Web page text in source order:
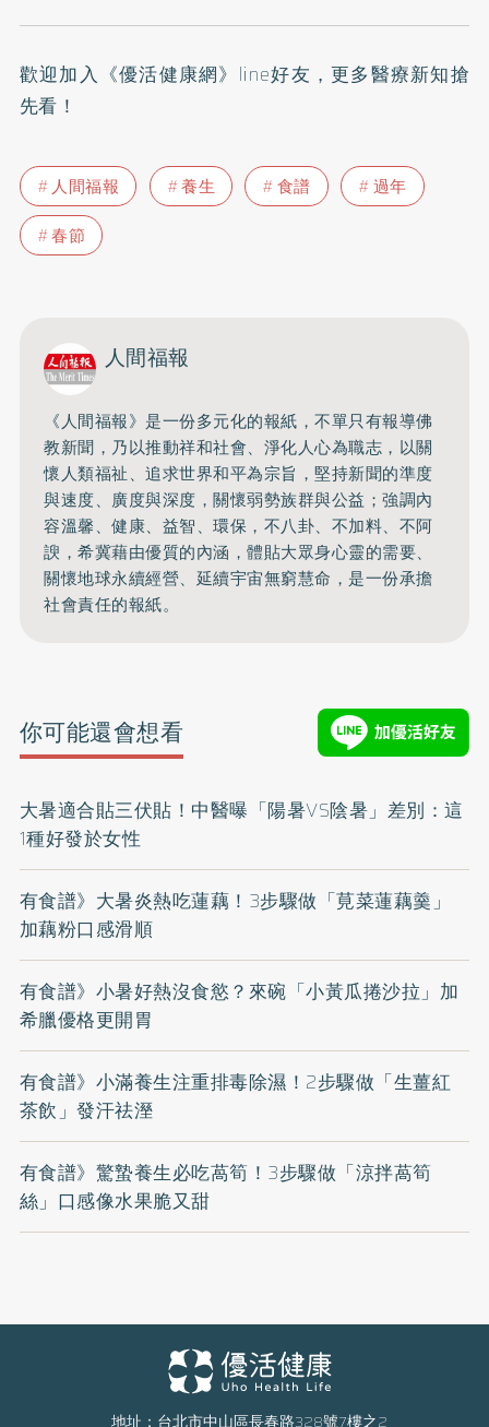
歡迎加入 《優活健康網》line好友 ，更多醫療新知搶
先看！
人間福報 養生 食譜
過年
春節
人間福報
《人間福報》是一份多元化的報紙，不單只有報導佛
教新聞，乃以推動祥和社會、淨化人心為職志，以關
懷人類福祉、追求世界和平為宗旨，堅持新聞的準度
與速度、廣度與深度，關懷弱勢族群與公益；強調內
容溫馨、健康、益智、環保，不八卦、不加料、不阿
諛，希冀藉由優質的內涵，體貼大眾身心靈的需要、
關懷地球永續經營、延續宇宙無窮慧命，是一份承擔
社會責任的報紙。
你可能還會想看
大暑適合貼三伏貼！中醫曝「陽暑VS陰暑」差別：這
1種好發於女性
有食譜》大暑炎熱吃蓮藕！3步驟做「莧菜蓮藕羹」
加藕粉口感滑順
有食譜》小暑好熱沒食慾？來碗「小黃瓜捲沙拉」加
希臘優格更開胃
有食譜》小滿養生注重排毒除濕！2步驟做「生薑紅
茶飲」發汗祛溼
有食譜》驚蟄養生必吃萵筍！3步驟做「涼拌萵筍
絲」口感像水果脆又甜